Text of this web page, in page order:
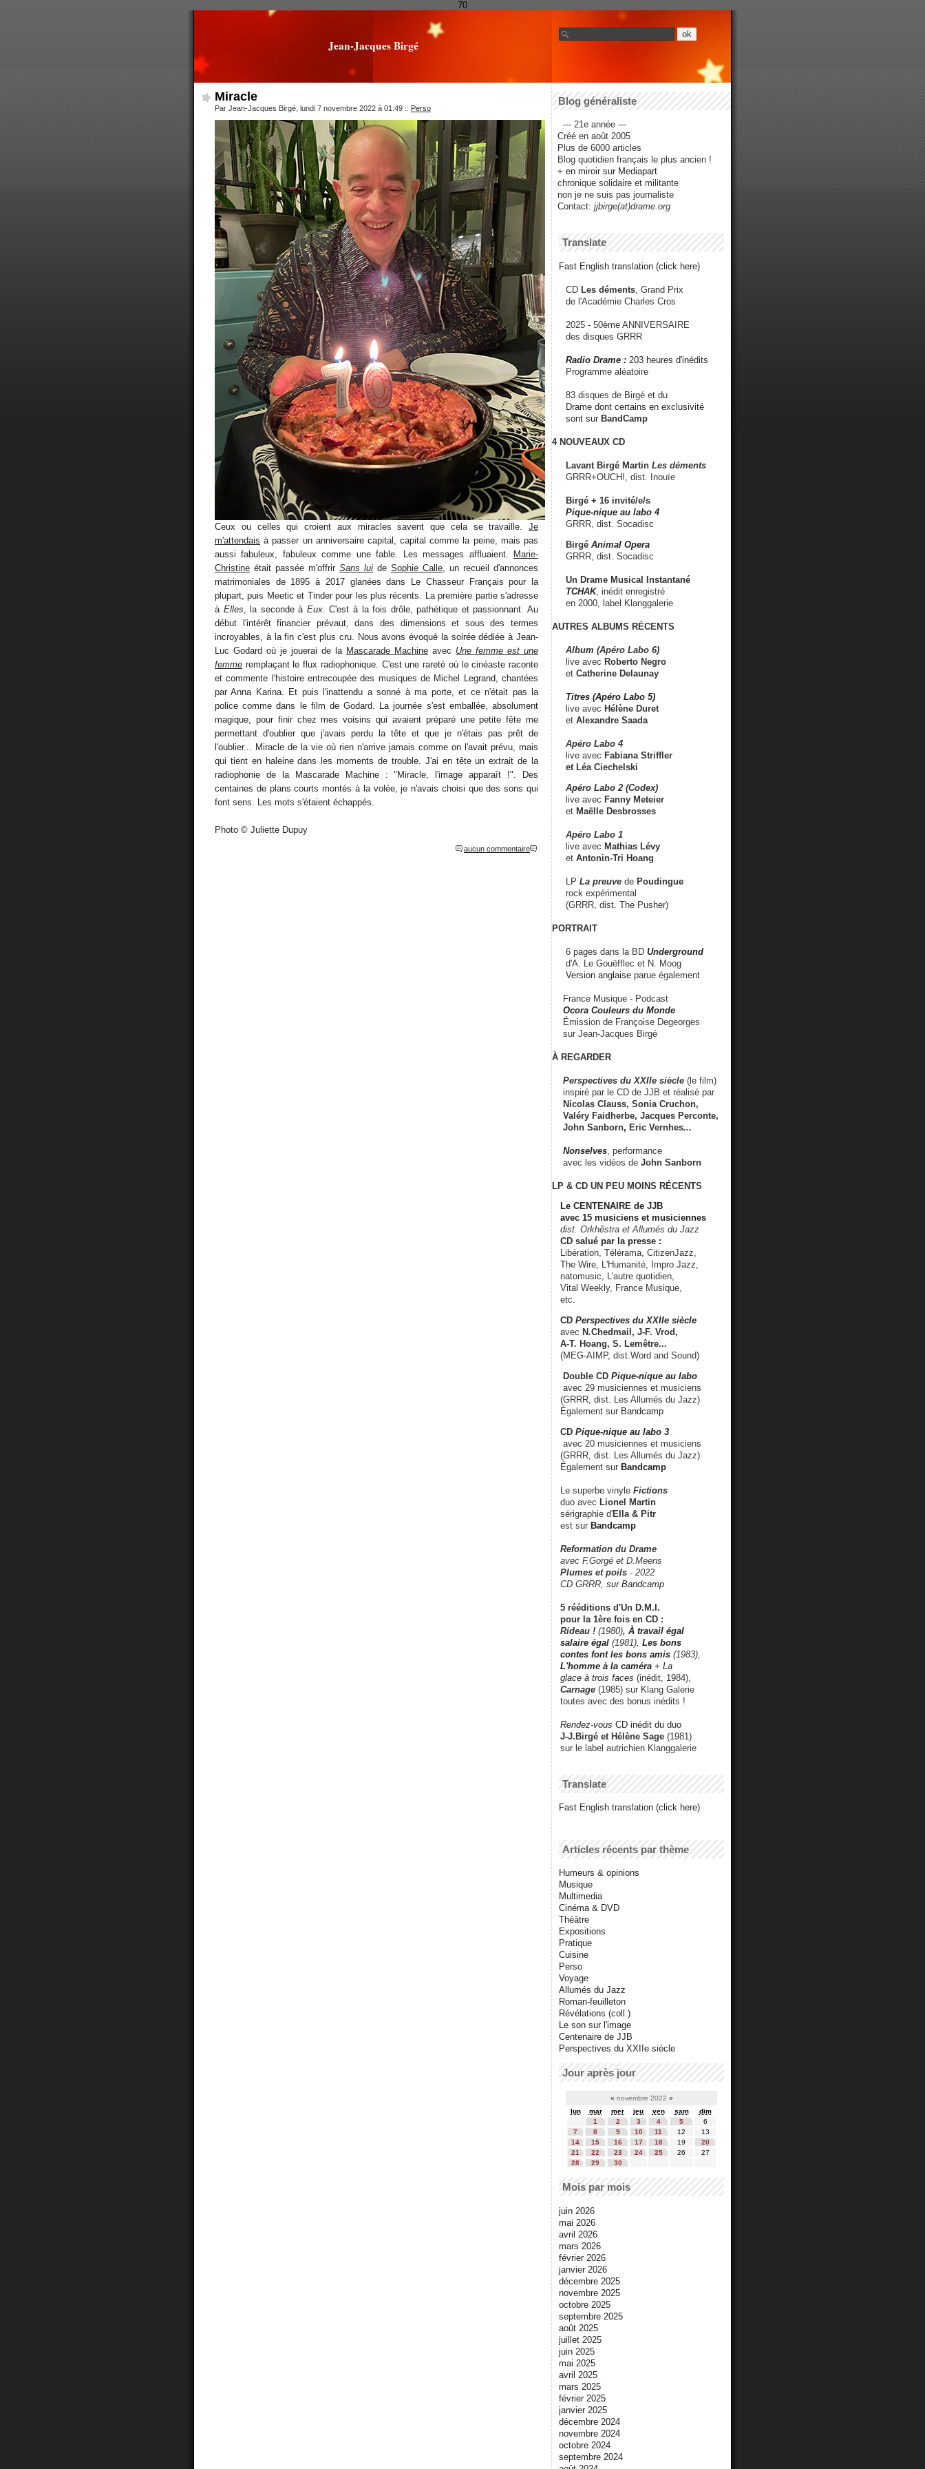
70
Jean-Jacques Birgé
Miracle
Par Jean-Jacques Birgé, lundi 7 novembre 2022 à 01:49 :: Perso
Ceux ou celles qui croient aux miracles savent que cela se travaille. Je
m'attendais à passer un anniversaire capital, capital comme la peine, mais pas
aussi fabuleux, fabuleux comme une fable. Les messages affluaient.
Marie-
Christine était passée m'offrir Sans lui de Sophie Calle , un recueil d'annonces
matrimoniales de 1895 à 2017 glanées dans Le Chasseur Français pour la
plupart, puis Meetic et Tinder pour les plus récents. La première partie s'adresse
à Elles , la seconde à Eux. C'est à la fois drôle, pathétique et passionnant. Au
début l'intérêt financier prévaut, dans des dimensions et sous des termes
incroyables, à la fin c'est plus cru. Nous avons évoqué la soirée dédiée à Jean-
Luc Godard où je jouerai de la Mascarade Machine avec Une femme est une
femme remplaçant le flux radiophonique. C'est une rareté où le cinéaste raconte
et commente l'histoire entrecoupée des musiques de Michel Legrand, chantées
par Anna Karina. Et puis l'inattendu a sonné à ma porte, et ce n'était pas la
police comme dans le film de Godard. La journée s'est emballée, absolument
magique, pour finir chez mes voisins qui avaient préparé une petite fête me
permettant d'oublier que j'avais perdu la tête et que je n'étais pas prêt de
l'oublier... Miracle de la vie où rien n'arrive jamais comme on l'avait prévu, mais
qui tient en haleine dans les moments de trouble. J'ai en tête un extrait de la
radiophonie de la Mascarade Machine : "Miracle, l'image apparaît !". Des
centaines de plans courts montés à la volée, je n'avais choisi que des sons qui
font sens. Les mots s'étaient échappés.
Photo © Juliette Dupuy
aucun commentaire
Blog généraliste
--- 21e année ---
Créé en août 2005
Plus de 6000 articles
Blog quotidien français le plus ancien !
+ en miroir sur Mediapart
chronique solidaire et militante
non je ne suis pas journaliste
Contact: jjbirge(at)drame.org
Translate
Fast English translation (click here)
CD Les déments , Grand Prix
de l'Académie Charles Cros
2025 - 50ème ANNIVERSAIRE
des disques GRRR
Radio Drame : 203 heures d'inédits
Programme aléatoire
83 disques de Birgé et du
Drame dont certains en exclusivité
sont sur BandCamp
4 NOUVEAUX CD
Lavant Birgé Martin Les déments
GRRR+OUCH!, dist. Inouïe
Birgé + 16 invité/e/s
Pique-nique au labo 4
GRRR, dist. Socadisc
Birgé Animal Opera
GRRR, dist. Socadisc
Un Drame Musical Instantané
TCHAK, inédit enregistré
en 2000, label Klanggalerie
AUTRES ALBUMS RÉCENTS
Album (Apéro Labo 6)
live avec Roberto Negro
et Catherine Delaunay
Titres (Apéro Labo 5)
live avec Hélène Duret
et Alexandre Saada
Apéro Labo 4
live avec Fabiana Striffler
et Léa Ciechelski
Apéro Labo 2 (Codex)
live avec Fanny Meteier
et Maëlle Desbrosses
Apéro Labo 1
live avec Mathias Lévy
et Antonin-Tri Hoang
LP La preuve de Poudingue
rock expérimental
(GRRR, dist. The Pusher)
PORTRAIT
6 pages dans la BD Underground
d'A. Le Gouëfflec et N. Moog
Version anglaise parue également
France Musique - Podcast
Ocora Couleurs du Monde
Émission de Françoise Degeorges
sur Jean-Jacques Birgé
À REGARDER
Perspectives du XXIIe siècle (le film)
inspiré par le CD de JJB et réalisé par
Nicolas Clauss, Sonia Cruchon,
Valéry Faidherbe, Jacques Perconte,
John Sanborn, Eric Vernhes...
Nonselves , performance
avec les vidéos de John Sanborn
LP & CD UN PEU MOINS RÉCENTS
Le CENTENAIRE de JJB
avec 15 musiciens et musiciennes
dist. Orkhêstra et Allumés du Jazz
CD salué par la presse :
Libération, Télérama, CitizenJazz,
The Wire, L'Humanité, Impro Jazz,
natomusic, L'autre quotidien,
Vital Weekly, France Musique,
etc.
CD Perspectives du XXIIe siècle
avec N.Chedmail, J-F. Vrod,
A-T. Hoang, S. Lemêtre...
(MEG-AIMP, dist.Word and Sound)
Double CD Pique-nique au labo
avec 29 musiciennes et musiciens
(GRRR, dist. Les Allumés du Jazz)
Également sur Bandcamp
CD Pique-nique au labo 3
avec 20 musiciennes et musiciens
(GRRR, dist. Les Allumés du Jazz)
Également sur Bandcamp
Le superbe vinyle Fictions
duo avec Lionel Martin
sérigraphie d'Ella & Pitr
est sur Bandcamp
Reformation du Drame
avec F.Gorgé et D.Meens
Plumes et poils - 2022
CD GRRR, sur Bandcamp
5 rééditions d'Un D.M.I.
pour la 1ère fois en CD :
Rideau ! (1980), À travail égal
salaire égal (1981), Les bons
contes font les bons amis (1983),
L'homme à la caméra + La
glace à trois faces (inédit, 1984),
Carnage (1985) sur Klang Galerie
toutes avec des bonus inédits !
Rendez-vous CD inédit du duo
J-J.Birgé et Hélène Sage (1981)
sur le label autrichien Klanggalerie
Translate
Fast English translation (click here)
Articles récents par thème
Humeurs & opinions
Musique
Multimedia
Cinéma & DVD
Théâtre
Expositions
Pratique
Cuisine
Perso
Voyage
Allumés du Jazz
Roman-feuilleton
Révélations (coll.)
Le son sur l'image
Centenaire de JJB
Perspectives du XXIIe siècle
Jour après jour
« novembre 2022 »
lun
mar mer jeu ven sam
dim
1
2 3 4 5
6
7
8 9 10 11 12
13
14
15 16 17 18 19
20
21
22 23 24 25 26
27
28
29 30
Mois par mois
juin 2026
mai 2026
avril 2026
mars 2026
février 2026
janvier 2026
décembre 2025
novembre 2025
octobre 2025
septembre 2025
août 2025
juillet 2025
juin 2025
mai 2025
avril 2025
mars 2025
février 2025
janvier 2025
décembre 2024
novembre 2024
octobre 2024
septembre 2024